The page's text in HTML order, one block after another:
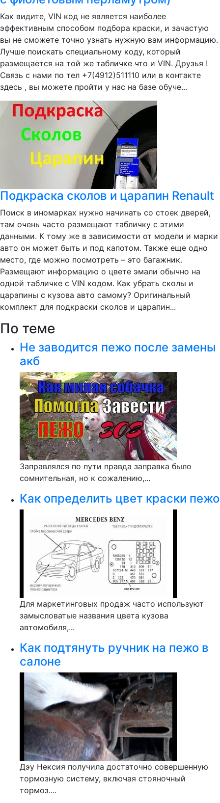
Как видите, VIN код не является наиболее
эффективным способом подбора краски, и зачастую
вы не сможете точно узнать нужную вам информацию.
Лучше поискать специальному коду, который
размещается на той же табличке что и VIN. Друзья !
Связь с нами по тел +7(4912)511110 или в контакте
здесь , вы можете пройти у нас на базе обуче...
Подкраска сколов и царапин Renault
Поиск в иномарках нужно начинать со стоек дверей,
там очень часто размещают табличку с этими
данными. К тому же в зависимости от модели и марки
авто он может быть и под капотом. Также еще одно
место, где можно посмотреть – это багажник.
Размещают информацию о цвете эмали обычно на
одной табличке с VIN кодом. Как убрать сколы и
царапины с кузова авто самому? Оригинальный
комплект для подкраски сколов и царапин...
По теме
Не заводится пежо после замены
акб
Заправлялся по пути правда заправка было
сомнительная, но к сожалению,...
Как определить цвет краски пежо
Для маркетинговых продаж часто используют
замысловатые названия цвета кузова
автомобиля,...
Как подтянуть ручник на пежо в
салоне
Дэу Нексия получила достаточно совершенную
тормозную систему, включая стояночный
тормоз....